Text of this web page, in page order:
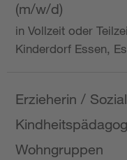
(m/w/d)
in Vollzeit oder
Kinderdorf Essen,
Erzieherin /
Wohngruppen